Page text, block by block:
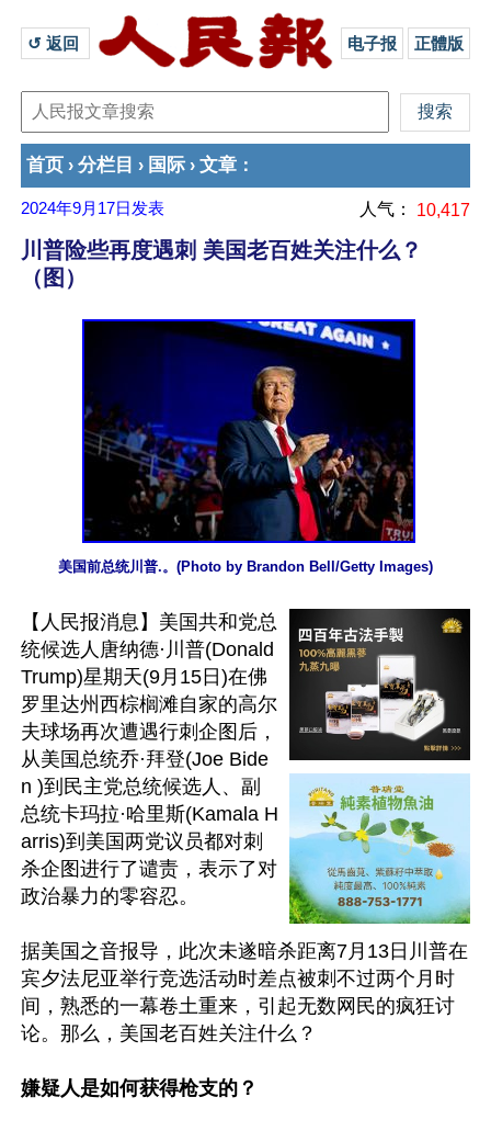
↺ 返回 电子报 正體版
首页 › 分栏目 › 国际 › 文章 ：
2024年9月17日 发表 人气： 10,417
川普险些再度遇刺 美国老百姓关注什么？
（图）
美国前总统川普.。(Photo by Brandon Bell/Getty Images)
【人民报消息】美国共和党总
统候选人唐纳德·川普(Donald
Trump)星期天(9月15日)在佛
罗里达州西棕榈滩自家的高尔
夫球场再次遭遇行刺企图后，
从美国总统乔·拜登(Joe Bide
n )到民主党总统候选人、副
总统卡玛拉·哈里斯(Kamala H
arris)到美国两党议员都对刺
杀企图进行了谴责，表示了对
政治暴力的零容忍。
据美国之音报导，此次未遂暗杀距离7月13日川普在
宾夕法尼亚举行竞选活动时差点被刺不过两个月时
间，熟悉的一幕卷土重来，引起无数网民的疯狂讨
论。那么，美国老百姓关注什么？
嫌疑人是如何获得枪支的？